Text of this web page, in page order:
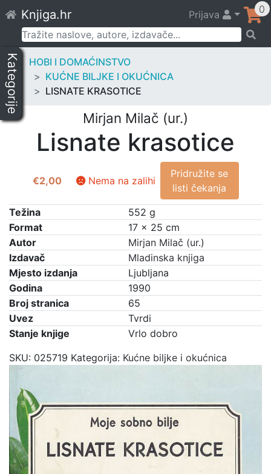
to
content
Knjiga.hr Prijava 0
Pretraži:
Kategorije
HOBI I DOMAĆINSTVO
KUĆNE BILJKE I OKUĆNICA
LISNATE KRASOTICE
Mirjan Milač (ur.)
Lisnate krasotice
€2,00 Nema na zalihi
Pridružite se
listi čekanja
Težina
552 g
Format
17 × 25 cm
Autor
Mirjan Milač (ur.)
Izdavač
Mladinska knjiga
Mjesto izdanja
Ljubljana
Godina
1990
Broj stranica
65
Uvez
Tvrdi
Stanje knjige
Vrlo dobro
SKU: 025719 Kategorija: Kućne biljke i okućnica